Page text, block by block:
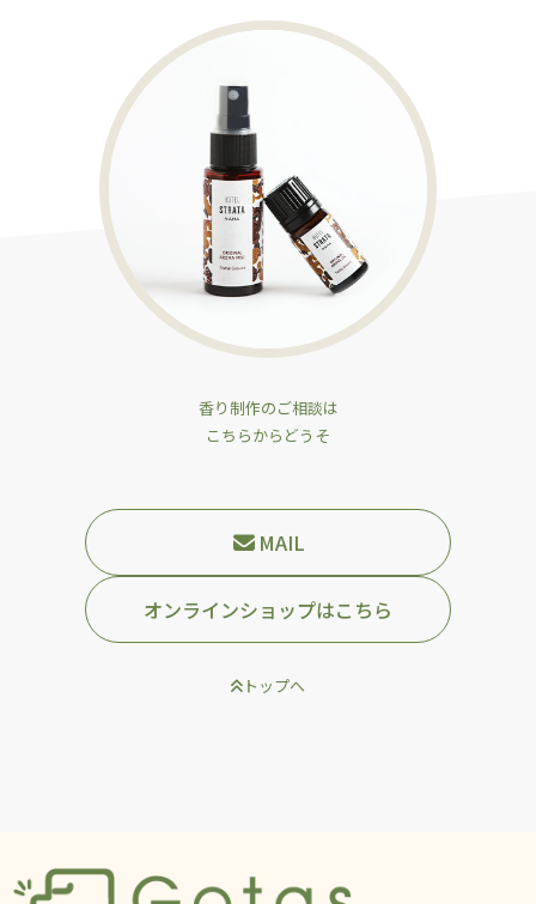
香り制作のご相談は
こちらからどうそ
MAIL
オンラインショップはこちら
トップへ